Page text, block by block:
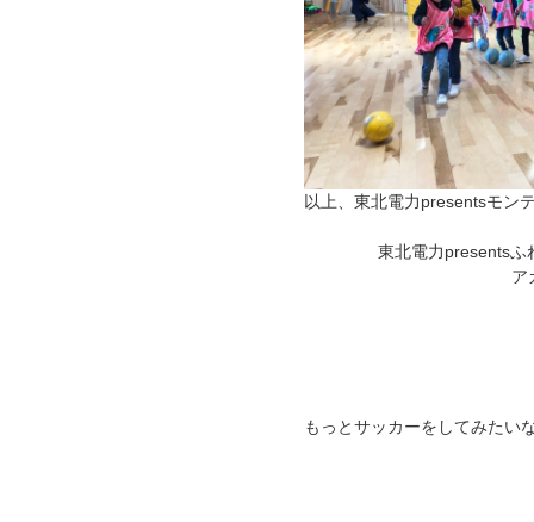
以上、東北電力presentsモン
東北電力presentsふ
ア
もっとサッカーをしてみたい